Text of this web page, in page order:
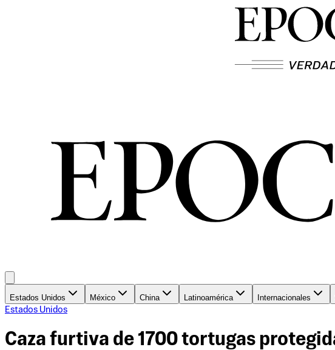
Estados Unidos México China Latinoamérica Internacionales
Estados Unidos
Caza furtiva de 1700 tortugas